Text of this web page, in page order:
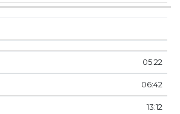
05:22
06:42
13:12